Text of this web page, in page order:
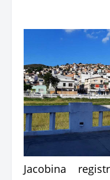
Jacobina